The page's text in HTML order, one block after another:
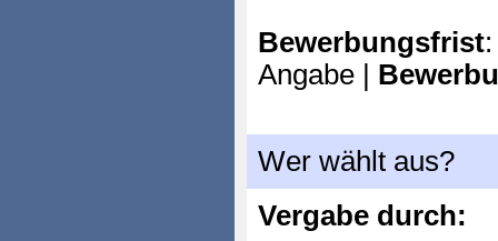
Bewerbungsfrist
Angabe |
Wer wählt aus?
Vergabe durch: